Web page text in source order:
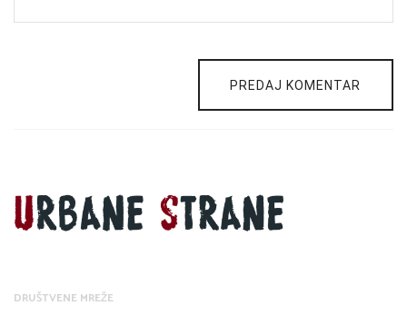
PREDAJ KOMENTAR
DRUŠTVENE MREŽE